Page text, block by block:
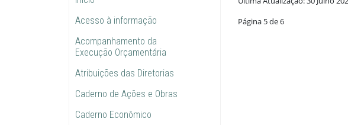
Acesso à informação
Acompanhamento da
Execução Orçamentária
Atribuições das Diretorias
Caderno de Ações e Obras
Caderno Econômico
Página 5 de 6